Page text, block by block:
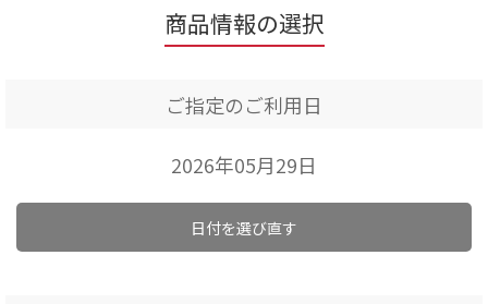
商品情報の選択
ご指定のご利用日
2026年05月29日
日付を選び直す